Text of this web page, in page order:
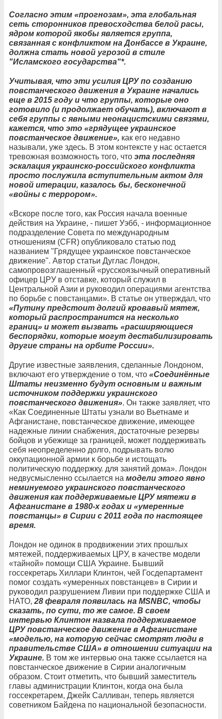
Согласно этим «прогнозам», эта глобальная
сеть сторонников превосходства белой расы,
ядром которой якобы является группа,
связанная с конфликтом на Донбассе в Украине,
должна стать новой угрозой в стиле
"Исламского государства"*.
Учитывая, что эти усилия ЦРУ по созданию
повстанческого движения в Украине начались
еще в 2015 году и что группы, которые оно
готовило (и продолжает обучать), включают в
себя группы с явными неонацистскими связями,
кажется, что это «грядущее украинское
повстанческое движение», как его недавно
называли, уже здесь. В этом контексте у нас остается
тревожная возможность того, что эта последняя
эскалация украинско-российского конфликта
просто послужила вступительным актом для
новой итерации, казалось бы, бесконечной
«войны с террором».
«Вскоре после того, как Россия начала военные
действия на Украине, - пишет Уэбб, - информационное
подразделение Совета по международным
отношениям (CFR) опубликовало статью под
названием "Грядущее украинское повстанческое
движение". Автор статьи Дуглас Лондон,
самопровозглашенный «русскоязычный оперативный
офицер ЦРУ в отставке, который служил в
Центральной Азии и руководил операциями агентства
по борьбе с повстанцами». В статье он утверждал, что
«Путину предстоит долгий кровавый мятеж,
который распространится на несколько
границ» и может вызвать «расширяющиеся
беспорядки, которые могут дестабилизировать
другие страны на орбите России».
Другие известные заявления, сделанные Лондоном,
включают его утверждение о том, что «Соединённые
Штаты неизменно будут основным и важным
источником поддержки украинского
повстанческого движения». Он также заявляет, что
«Как Соединенные Штаты узнали во Вьетнаме и
Афганистане, повстанческое движение, имеющее
надежные линии снабжения, достаточные резервы
бойцов и убежище за границей, может поддерживать
себя неопределенно долго, подрывать волю
оккупационной армии к борьбе и истощать
политическую поддержку. для занятий дома». Лондон
недвусмысленно ссылается на модели этого явно
неминуемого украинского повстанческого
движения как поддерживаемые ЦРУ мятежи в
Афганистане в 1980-х годах и «умеренные
повстанцы» в Сирии с 2011 года по настоящее
время.
Лондон не одинок в продвижении этих прошлых
мятежей, поддерживаемых ЦРУ, в качестве модели
«тайной» помощи США Украине. Бывший
госсекретарь Хиллари Клинтон, чей Госдепартамент
помог создать «умеренных повстанцев» в Сирии и
руководил разрушением Ливии при поддержке США и
НАТО, 28 февраля появилась на MSNBC, чтобы
сказать, по сути, то же самое. В своем
интервью Клинтон назвала поддерживаемое
ЦРУ повстанческое движение в Афганистане
«моделью, на которую сейчас смотрят люди в
правительстве США» в отношении ситуации на
Украине. В том же интервью она также ссылается на
повстанческое движение в Сирии аналогичным
образом. Стоит отметить, что бывший заместитель
главы администрации Клинтон, когда она была
госсекретарем, Джейк Салливан, теперь является
советником Байдена по национальной безопасности.